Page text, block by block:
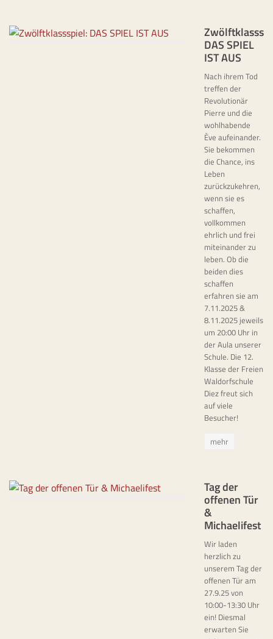
DAS SPIEL
IST AUS
Nach ihrem Tod
treffen der
Revolutionär
Pierre und die
wohlhabende
Ève aufeinander.
Sie bekommen
die Chance, ins
Leben
zurückzukehren,
wenn sie es
schaffen,
vollkommen
ehrlich und frei
miteinander zu
leben. Ob die
beiden dies
schaffen
erfahren sie am
7.11.2025 &
8.11.2025 jeweils
um 20:00 Uhr in
der Aula unserer
Schule. Die 12.
Klasse der Freien
Waldorfschule
Diez freut sich
auf viele
Besucher!
mehr
Tag der
offenen Tür
&
Michaelifest
Wir laden
herzlich zu
unserem Tag der
offenen Tür am
27.9.25 von
10:00-13:30 Uhr
ein! Diesmal
erwarten Sie